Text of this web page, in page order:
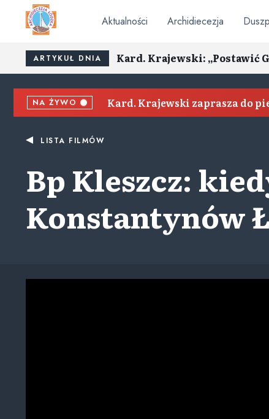
Aktualności Archidiecezja
ARTYKUŁ DNIA Kard. Krajewski: „Postawić
NA ŻYWO Kard. Krajewski zaprasza do
LISTA FILMÓW
Bp Kleszcz:
Konstantynów